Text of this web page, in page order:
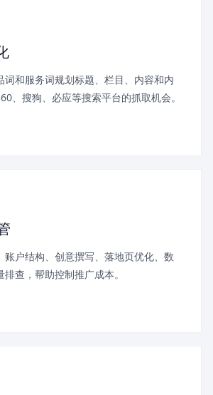
词和服务词规划标题、栏目、内容和内
、搜狗、必应等搜索平台的抓取机会。
账户结构、创意撰写、落地页优化、数
查，帮助控制推广成本。